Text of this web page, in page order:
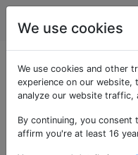
Apple
C'è un
ottenere
di tutti i
We use cookies
We use cookies and other
experience on our
analyze our website traffic,
By continuing, you
affirm you're at least 16